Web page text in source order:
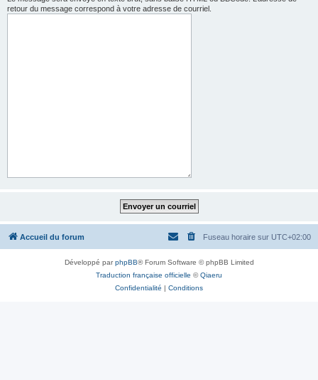
retour du message correspond à votre adresse de courriel.
Accueil du forum Fuseau horaire sur UTC+02:00
Développé parphpBB® Forum Software © phpBB Limited
Traduction française officielle ©Qiaeru
Confidentialité | Conditions